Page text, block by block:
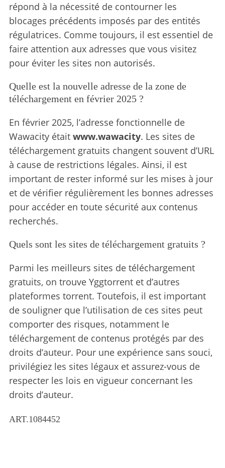
répond à la nécessité de contourner les
blocages précédents imposés par des entités
régulatrices. Comme toujours, il est essentiel de
faire attention aux adresses que vous visitez
pour éviter les sites non autorisés.
Quelle est la nouvelle adresse de la zone de
téléchargement en février 2025 ?
En février 2025, l’adresse fonctionnelle de
Wawacity était www.wawacity. Les sites de
téléchargement gratuits changent souvent d’URL
à cause de restrictions légales. Ainsi, il est
important de rester informé sur les mises à jour
et de vérifier régulièrement les bonnes adresses
pour accéder en toute sécurité aux contenus
recherchés.
Quels sont les sites de téléchargement gratuits ?
Parmi les meilleurs sites de téléchargement
gratuits, on trouve Yggtorrent et d’autres
plateformes torrent. Toutefois, il est important
de souligner que l’utilisation de ces sites peut
comporter des risques, notamment le
téléchargement de contenus protégés par des
droits d’auteur. Pour une expérience sans souci,
privilégiez les sites légaux et assurez-vous de
respecter les lois en vigueur concernant les
droits d’auteur.
ART.1084452